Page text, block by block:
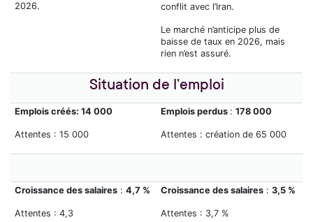
2026.
conflit avec l’Iran.
Le marché n’anticipe plus de
baisse de taux en 2026, mais
rien n’est assuré.
Situation de l’emploi
Emplois créés: 14 000
Attentes : 15 000
Emplois perdus :178 000
Attentes : création de 65 000
Croissance des salaires :4,7 %
Attentes : 4,3
Croissance des salaires :3,5 %
Attentes : 3,7 %